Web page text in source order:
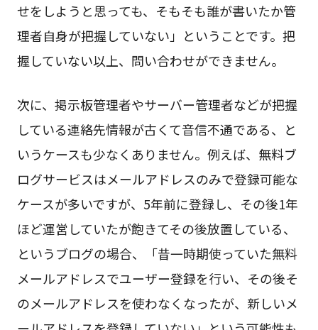
せをしようと思っても、そもそも誰が書いたか管
理者自身が把握していない」ということです。把
握していない以上、問い合わせができません。
次に、掲示板管理者やサーバー管理者などが把握
している連絡先情報が古くて音信不通である、と
いうケースも少なくありません。例えば、無料ブ
ログサービスはメールアドレスのみで登録可能な
ケースが多いですが、5年前に登録し、その後1年
ほど運営していたが飽きてその後放置している、
というブログの場合、「昔一時期使っていた無料
メールアドレスでユーザー登録を行い、その後そ
のメールアドレスを使わなくなったが、新しいメ